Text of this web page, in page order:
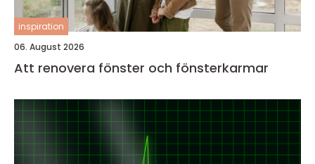
inspiration
06. August 2026
Att renovera fönster och fönsterkarmar